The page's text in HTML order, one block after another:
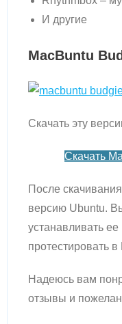
И другие
MacBuntu
Скачать эту
Скачать
После
версию Ubuntu.
устанавливать
протестировать
Надеюсь вам
отзывы и